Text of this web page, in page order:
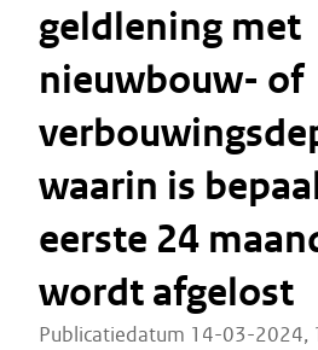
geldlening met
nieuwbouw- of
waarin is
eerste 24
wordt afgelost
Publicatiedatum 14-03-2024,